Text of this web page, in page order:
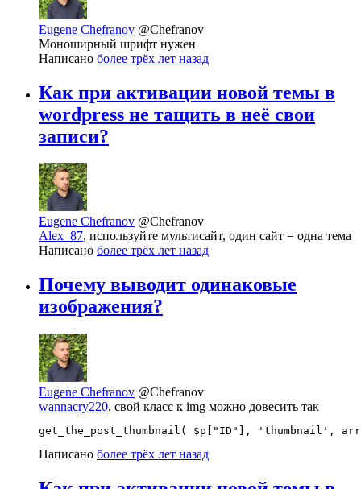
Eugene Chefranov @Chefranov
Моноширный шрифт нужен
Написано более трёх лет назад
Как при активации новой темы в
wordpress не тащить в неё свои
записи?
Eugene Chefranov @Chefranov
Alex_87, используйте мультисайт, один сайт = одна тема
Написано более трёх лет назад
Почему выводит одинаковые
изображения?
Eugene Chefranov @Chefranov
wannacry220, свой класс к img можно довесить так
get_the_post_thumbnail( $p["ID"], 'thumbnail',
Написано более трёх лет назад